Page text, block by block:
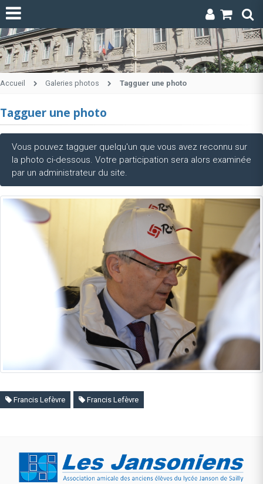
Accueil Galeries photos Tagguer une photo
Tagguer une photo
Vous pouvez tagguer quelqu'un que vous avez reconnu sur
la photo ci-dessous. Votre participation sera alors examinée
par un administrateur du site.
Francis Lefèvre Francis Lefèvre